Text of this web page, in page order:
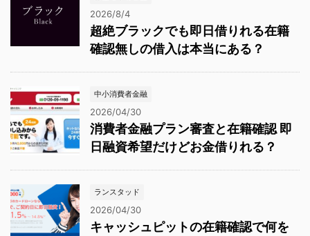
2026/8/4
超絶ブラックでも即日借りれる在籍
確認無しの借入は本当にある？
中小消費者金融
2026/04/30
消費者金融プラン審査と在籍確認 即
日融資希望だけどお金借りれる？
ランスタッド
2026/04/30
キャッシュピットの在籍確認で何を